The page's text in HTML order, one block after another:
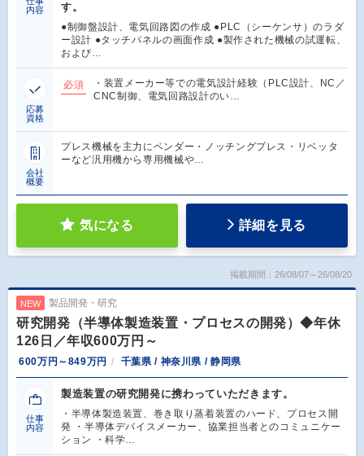
内容
す。
●制御盤設計、電気回路図の作成 ●PLC（シーケンサ）のラダ
ー設計 ●タッチパネルの画面作成 ●製作された機械の試運転、
および…
応募
資格
必須
・装置メーカー等での電気設計経験（PLC設計、NC／
CNC制御、電気回路設計のい…
会社
概要
プレス機械を主力にベンダー・ノッチングプレス・リベッタ
ーなど汎用機から専用機械や…
気になる 詳細を見る
掲載期間：26/08/07～26/08/20
NEW 製品開発・研究
研究開発（半導体製造装置・プロセスの開発）◆年休
126日／年収600万円～
600万円～849万円 千葉県 / 神奈川県 / 静岡県
仕事
内容
製造装置の研究開発に携わっていただきます。
・半導体製造装置、巻き取り蒸着装置のハード、プロセス開
発 ・半導体デバイスメーカー、協業担当者とのコミュニケー
ション ・科学…